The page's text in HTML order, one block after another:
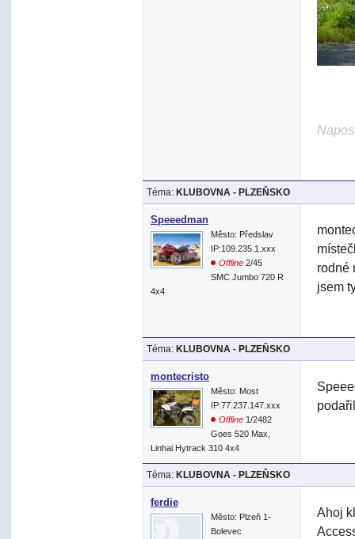
Téma: KLUBOVNA - PLZEŇSKO
Speeedman
Město: Předslav
IP:109.235.1.xxx
Offline 2/45
SMC Jumbo 720 R
4x4
rodné
jsem
Téma: KLUBOVNA - PLZEŇSKO
montecristo
Město: Most
IP:77.237.147.xxx
Offline 1/2482
Goes 520 Max,
Linhai Hytrack 310 4x4
Téma: KLUBOVNA - PLZEŇSKO
ferdie
Město: Plzeň 1-
Bolevec
Ahoj